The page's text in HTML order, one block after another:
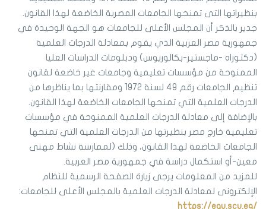
بنظيراتها التى تمنحها الجامعات المصرية الخاضعة لهذا القانون.
جدير بالذكر أن المجلس الأعلى للجامعات هو الجهة الوحيدة في
جمهورية مصر العربية الذي يقوم بمعادلة الدرجات العلمية
(دكتوراه -ماجستير-بكالوريوس) ودبلومات الدراسات العليا
الممنوحة من مؤسسات تعليمية وجامعات غير خاضعة لقانون
تنظيم الجامعات رقم 49 لسنة 1972 ومقارنتها بما يناظرها من
الدرجات العلمية التي تمنحها الجامعات الخاضعة لهذا القانون.
بالإضافة إلى معادلة الدرجات العلمية الممنوحة في مؤسسات
تعليمية خارج مصر بنظيرتها من الدرجات العلمية التي تمنحها
الجامعات الخاضعة لهذا القانون، وذلك (لممارسة نشاط مهنى
معين-أو استكمال دراسة في جمهورية مصر العربية.
للمزيد من المعلومات يرجى زيارة الصفحة الرسمية للنظام
الإلكترونى لمعادلة الدرجات العلمية بالمجلس الأعلى للجامعات:
https://equ.scu.eg/